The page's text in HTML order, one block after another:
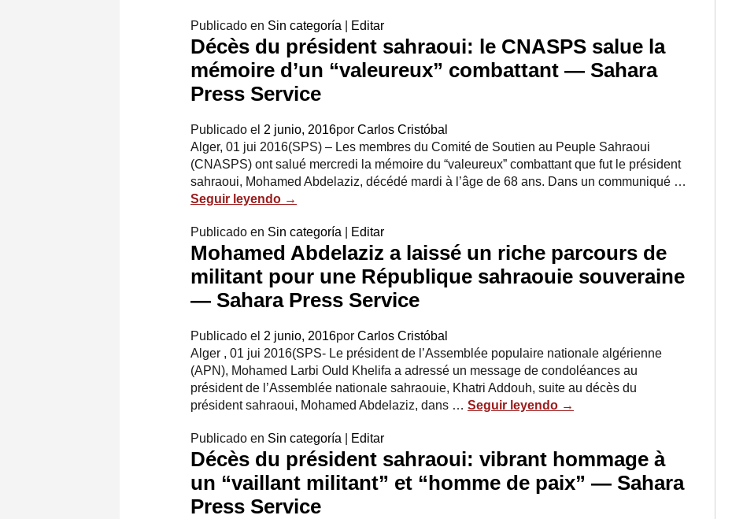
Publicado en Sin categoría Editar
Décès du président sahraoui: le CNASPS salue la
mémoire d’un “valeureux” combattant — Sahara
Press Service
Publicado el 2 junio, 2016por Carlos Cristóbal
Alger, 01 jui 2016(SPS) – Les membres du Comité de Soutien au Peuple Sahraoui
(CNASPS) ont salué mercredi la mémoire du “valeureux” combattant que fut le président
sahraoui, Mohamed Abdelaziz, décédé mardi à l’âge de 68 ans. Dans un communiqué …
Seguir leyendo →
Publicado en Sin categoría Editar
Mohamed Abdelaziz a laissé un riche parcours de
militant pour une République sahraouie souveraine
— Sahara Press Service
Publicado el 2 junio, 2016por Carlos Cristóbal
Alger , 01 jui 2016(SPS- Le président de l’Assemblée populaire nationale algérienne
(APN), Mohamed Larbi Ould Khelifa a adressé un message de condoléances au
président de l’Assemblée nationale sahraouie, Khatri Addouh, suite au décès du
président sahraoui, Mohamed Abdelaziz, dans … Seguir leyendo →
Publicado en Sin categoría Editar
Décès du président sahraoui: vibrant hommage à
un “vaillant militant” et “homme de paix” — Sahara
Press Service